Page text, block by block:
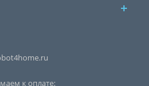
к оплате: